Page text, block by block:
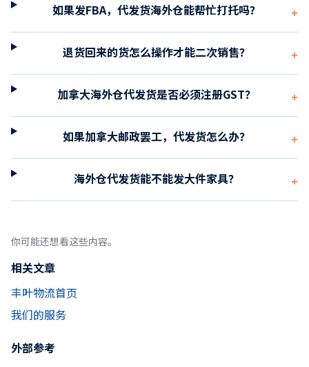
如果发FBA，代发货海外仓能帮忙打托吗？ +
退货回来的货怎么操作才能二次销售？ +
加拿大海外仓代发货是否必须注册GST？ +
如果加拿大邮政罢工，代发货怎么办？ +
海外仓代发货能不能发大件家具？ +
你可能还想看这些内容。
相关文章
丰叶物流首页
我们的服务
外部参考